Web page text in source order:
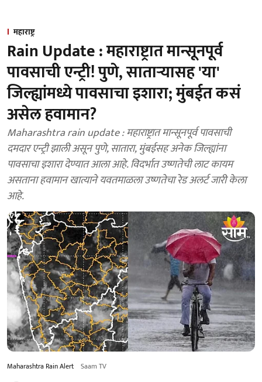
महाराष्ट्र
Rain Update : महाराष्ट्रात मान्सूनपूर्व
पावसाची एन्ट्री! पुणे, साताऱ्यासह 'या'
जिल्ह्यांमध्ये पावसाचा इशारा; मुंबईत कसं
असेल हवामान?
Maharashtra rain update : महाराष्ट्रात मान्सूनपूर्व पावसाची
दमदार एन्ट्री झाली असून पुणे, सातारा, मुंबईसह अनेक जिल्ह्यांना
पावसाचा इशारा देण्यात आला आहे. विदर्भात उष्णतेची लाट कायम
असताना हवामान खात्याने यवतमाळला उष्णतेचा रेड अलर्ट जारी केला
आहे.
Maharashtra Rain Alert Saam TV